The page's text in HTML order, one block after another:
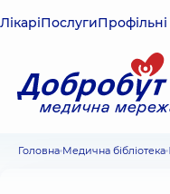
ЛікаріПослуги
Головна Медична бібліотека